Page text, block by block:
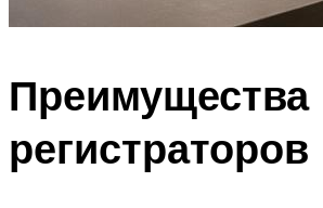
Преимущества
регистраторов